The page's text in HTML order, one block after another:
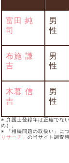
富田 純
司
男
性
布施 謙
吉
男
性
木暮 信
吉
男
性
※ 弁護士登録年は正確でな
め）。
※ 「相続問題の取扱い」に
りサーチ」 の当サイト調査